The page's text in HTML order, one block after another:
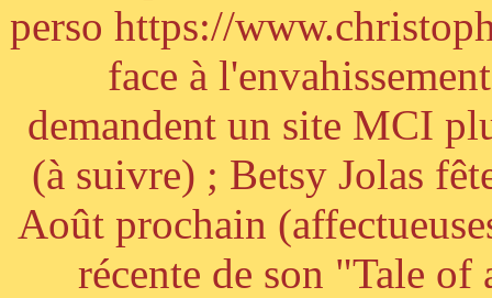
perso https://
face à
demandent un site MCI
(à suivre) ; Betsy Jolas
Août prochain
récente de son "Tale of